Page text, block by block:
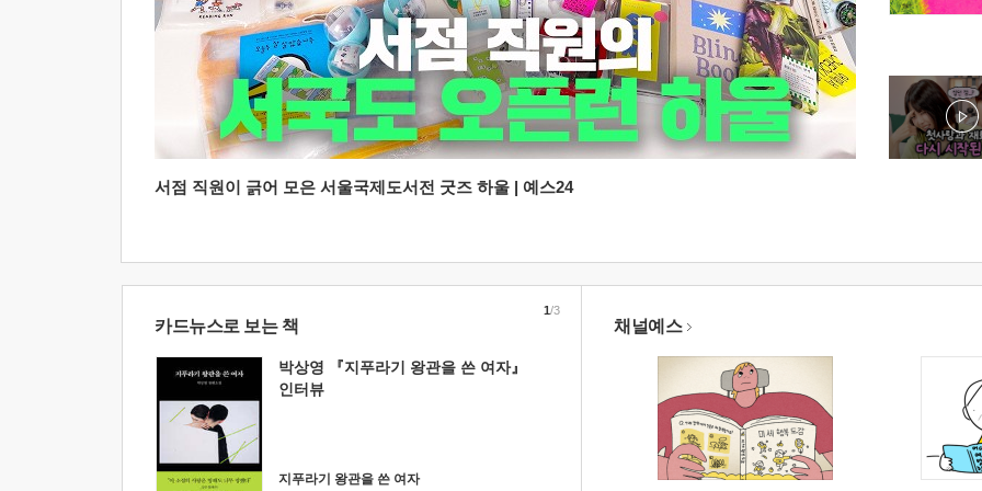
서점 직원이 긁어 모은 서울국제도서전 굿즈 하울 | 예스24
카드뉴스로 보는 책
박상영 『지푸라기 왕관을 쓴 여자』
인터뷰
지푸라기 왕관을 쓴 여자
1/3
채널예스